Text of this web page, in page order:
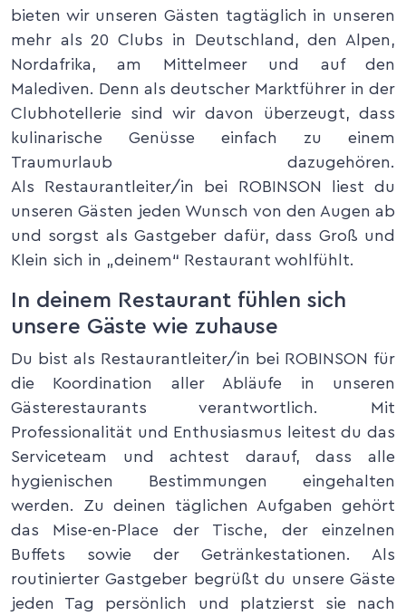
bieten wir unseren Gästen tagtäglich in unseren
mehr als 20 Clubs in Deutschland, den Alpen,
Nordafrika, am Mittelmeer und auf den
Malediven. Denn als deutscher Marktführer in der
Clubhotellerie sind wir davon überzeugt, dass
kulinarische Genüsse einfach zu einem
Traumurlaub dazugehören.
Als Restaurantleiter/in bei ROBINSON liest du
unseren Gästen jeden Wunsch von den Augen ab
und sorgst als Gastgeber dafür, dass Groß und
Klein sich in „deinem“ Restaurant wohlfühlt.
In deinem Restaurant fühlen sich
unsere Gäste wie zuhause
Du bist als Restaurantleiter/in bei ROBINSON für
die Koordination aller Abläufe in unseren
Gästerestaurants verantwortlich. Mit
Professionalität und Enthusiasmus leitest du das
Serviceteam und achtest darauf, dass alle
hygienischen Bestimmungen eingehalten
werden. Zu deinen täglichen Aufgaben gehört
das Mise-en-Place der Tische, der einzelnen
Buffets sowie der Getränkestationen. Als
routinierter Gastgeber begrüßt du unsere Gäste
jeden Tag persönlich und platzierst sie nach